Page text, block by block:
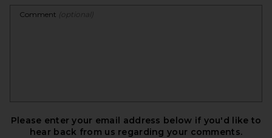
Comment (optional)
Please enter your email address below if you'd like to
hear back from us regarding your comments.